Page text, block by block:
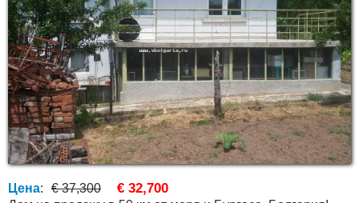
Цена: € 37,300 € 32,700